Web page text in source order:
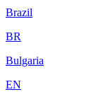
Brazil
BR
Bulgaria
EN